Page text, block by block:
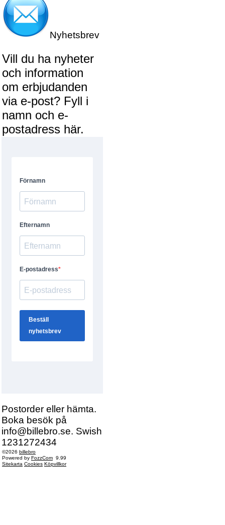
Nyhetsbrev
Vill du ha nyheter
och information
om erbjudanden
via e-post? Fyll i
namn och e-
postadress här.
Postorder eller hämta.
Boka besök på
info@billebro.se. Swish
1231272434
©2026 billebro
Powered by FozzCom 9.99
Sitekarta Cookies Köpvillkor